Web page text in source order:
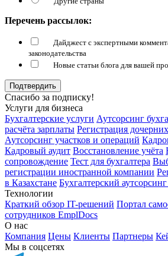
Перечень рассылок:
Дайджест с экспертными
законодательства
Новые статьи блога для вашей
Подтвердить
Спасибо за подписку!
Услуги для бизнеса
Бухгалтерские услуги Аутсорсинг
расчёта зарплаты Регистрация
Аутсорсинг участков и операций
Кадровый аудит Восстановление учёта
сопровождение Тест для бухгалтера
регистрации иностранной компании
в Казахстане Бухгалтерский
Технологии
Краткий обзор IT-решений Портал
сотрудников EmplDocs
О нас
Компания Цены Клиенты Партнеры
Мы в соцсетях